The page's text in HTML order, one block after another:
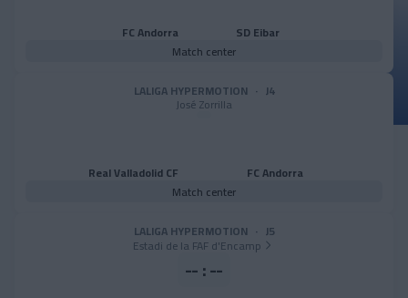
Houston del Andorra
FC Andorra
SD Eibar
Match center
LALIGA HYPERMOTION · J4
José Zorrilla
Real Valladolid CF
FC Andorra
Match center
LALIGA HYPERMOTION · J5
Estadi de la FAF d'Encamp
-- : --